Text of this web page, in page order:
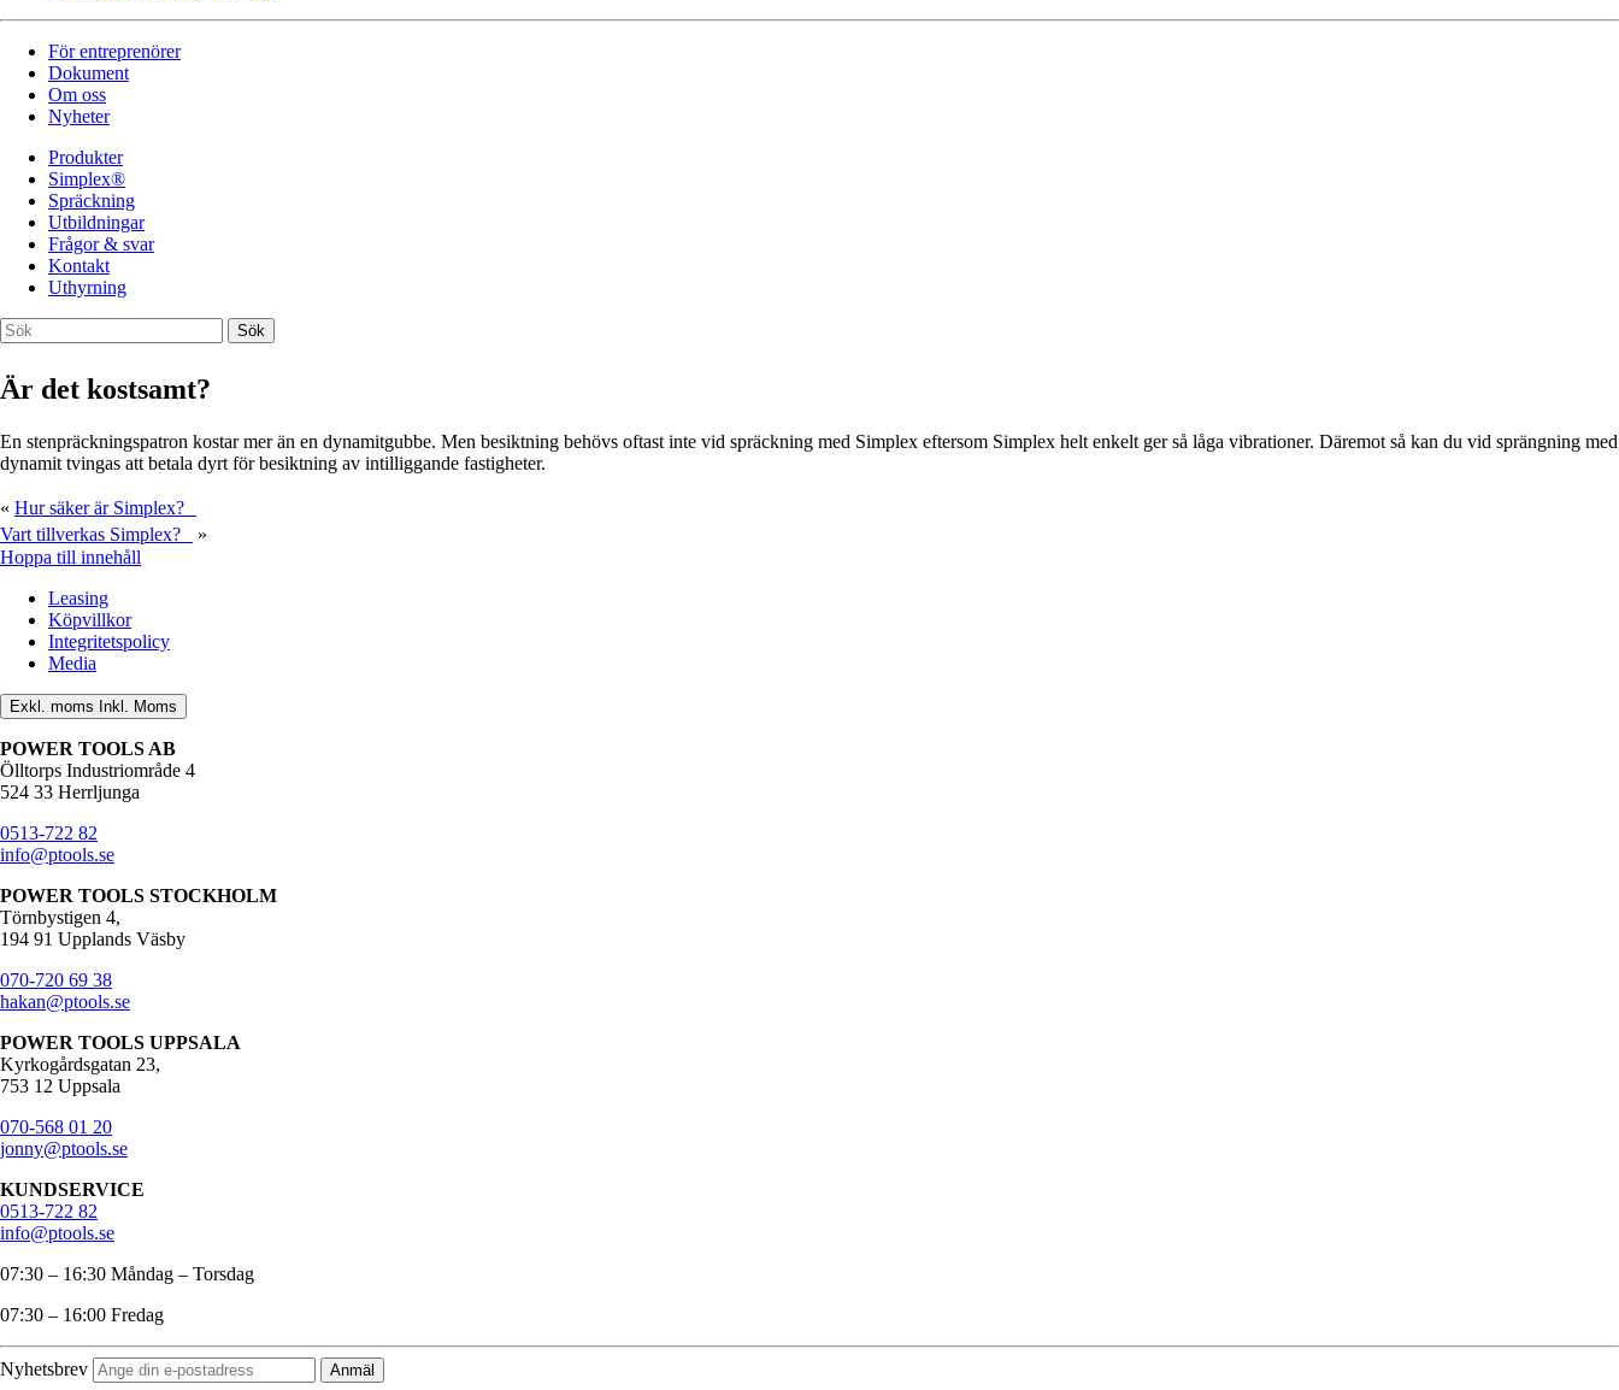
För entreprenörer
Dokument
Om oss
Nyheter
Produkter
Simplex®
Spräckning
Utbildningar
Frågor & svar
Kontakt
Uthyrning
Är det kostsamt?
En stenpräckningspatron kostar mer än en dynamitgubbe. Men besiktning behövs oftast inte vid spräckning med Simplex eftersom Simplex helt enkelt ger så låga vibrationer. Däremot så kan du vid sprängning med
dynamit tvingas att betala dyrt för besiktning av intilliggande fastigheter.
« Hur säker är Simplex?
Vart tillverkas Simplex?
»
Hoppa till innehåll
Leasing
Köpvillkor
Integritetspolicy
Media
Exkl. moms Inkl. Moms
POWER TOOLS AB
Ölltorps Industriområde 4
524 33 Herrljunga
0513-722 82
info@ptools.se
POWER TOOLS STOCKHOLM
Törnbystigen 4,
194 91 Upplands Väsby
070-720 69 38
hakan@ptools.se
POWER TOOLS UPPSALA
Kyrkogårdsgatan 23,
753 12 Uppsala
070-568 01 20
jonny@ptools.se
KUNDSERVICE
0513-722 82
info@ptools.se
07:30 – 16:30 Måndag – Torsdag
07:30 – 16:00 Fredag
Nyhetsbrev